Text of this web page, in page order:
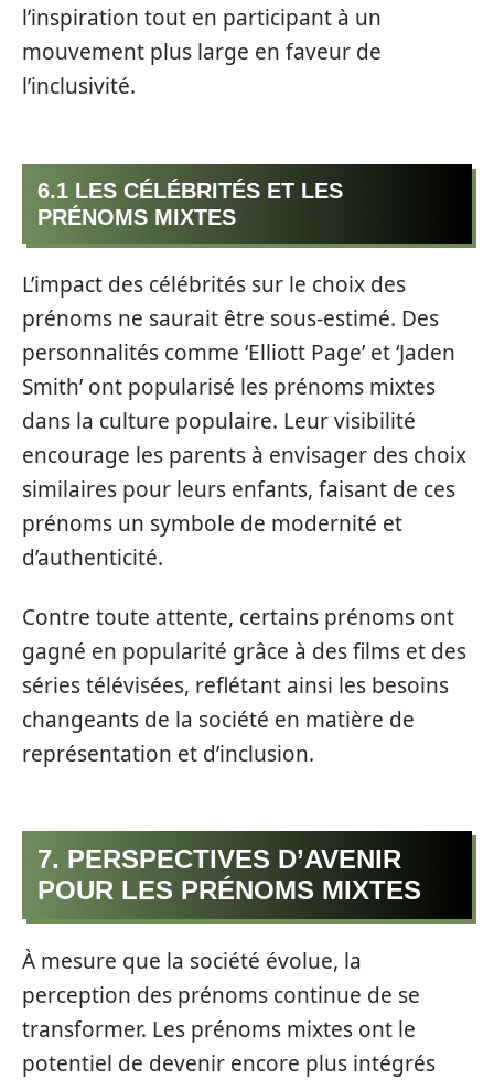
l’inspiration tout en participant à un
mouvement plus large en faveur de
l’inclusivité.
6.1 LES CÉLÉBRITÉS ET LES
PRÉNOMS MIXTES
L’impact des célébrités sur le choix des
prénoms ne saurait être sous-estimé. Des
personnalités comme ‘Elliott Page’ et ‘Jaden
Smith’ ont popularisé les prénoms mixtes
dans la culture populaire. Leur visibilité
encourage les parents à envisager des choix
similaires pour leurs enfants, faisant de ces
prénoms un symbole de modernité et
d’authenticité.
Contre toute attente, certains prénoms ont
gagné en popularité grâce à des films et des
séries télévisées, reflétant ainsi les besoins
changeants de la société en matière de
représentation et d’inclusion.
7. PERSPECTIVES D’AVENIR
POUR LES PRÉNOMS MIXTES
À mesure que la société évolue, la
perception des prénoms continue de se
transformer. Les prénoms mixtes ont le
potentiel de devenir encore plus intégrés